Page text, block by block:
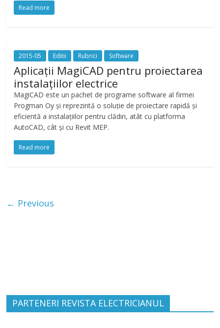
Read more
2015-05 Editii Rubrici Software
Aplicații MagiCAD pentru proiectarea
instalațiilor electrice
MagiCAD este un pachet de programe software al firmei
Progman Oy și reprezintă o soluție de proiectare rapidă și
eficientă a instalațiilor pentru clădiri, atât cu platforma
AutoCAD, cât și cu Revit MEP.
Read more
← Previous
PARTENERI REVISTA ELECTRICIANUL